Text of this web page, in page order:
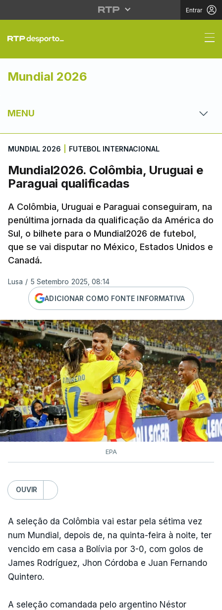
Entrar
Mundial2026.
Mundial 2026
MENU
MUNDIAL 2026 FUTEBOL INTERNACIONAL
Mundial2026. Colômbia, Uruguai e
Paraguai qualificadas
A Colômbia, Uruguai e Paraguai conseguiram, na
penúltima jornada da qualificação da América do
Sul, o bilhete para o Mundial2026 de futebol,
que se vai disputar no México, Estados Unidos e
Canadá.
Lusa / 5 Setembro 2025, 08:14
ADICIONAR COMO FONTE INFORMATIVA
EPA
OUVIR
A seleção da Colômbia vai estar pela sétima vez
num Mundial, depois de, na quinta-feira à noite, ter
vencido em casa a Bolívia por 3-0, com golos de
James Rodríguez, Jhon Córdoba e Juan Fernando
Quintero.
A seleção comandada pelo argentino Néstor